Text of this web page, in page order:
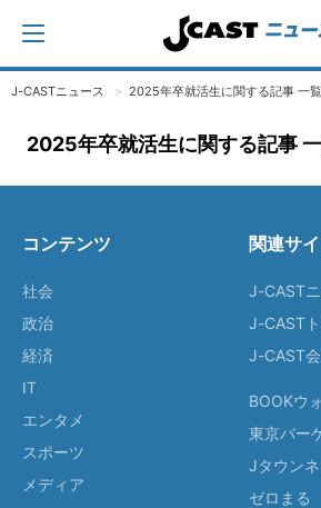
J-CASTニュース 2025年卒就活生に関する記事 一覧
2025年卒就活生に関する記事
コンテンツ
社会
政治
経済
IT
エンタメ
スポーツ
メディア
関連サ
J-CAST
J-CAST
J-CAST
BOOKウ
東京バー
Jタウンネ
ゼロまる